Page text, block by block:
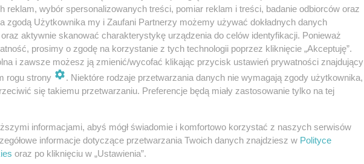
prace budowlane – powiedział
prezes zarządu SIM Ziemia Krakowska.
reklam, wybór spersonalizowanych treści, pomiar reklam i treści, badanie odbiorców oraz
zgodą Użytkownika my i Zaufani Partnerzy możemy używać dokładnych danych
aktywnie skanować charakterystykę urządzenia do celów identyfikacji. Ponieważ
prosimy o zgodę na korzystanie z tych technologii poprzez kliknięcie „Akceptuję”.
i zawsze możesz ją zmienić/wycofać klikając przycisk ustawień prywatności znajdujący
rogu strony
. Niektóre rodzaje przetwarzania danych nie wymagają zgody użytkownika,
się takiemu przetwarzaniu. Preferencje będą miały zastosowanie tylko na tej
informacjami, abyś mógł świadomie i komfortowo korzystać z naszych serwisów
informacje dotyczące przetwarzania Twoich danych znajdziesz w Polityce
oraz po kliknięciu w „Ustawienia”.